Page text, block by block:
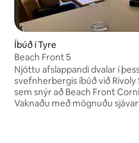
Íbúð í Tyre
Beach Front 5
Njóttu afslappandi dvalar í
svefnherbergis íbúð við
sem snýr að Beach Front
Vaknaðu með mögnuðu